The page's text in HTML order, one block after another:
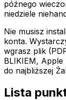
późnego
niedziele
Nie musisz
konta.
wgrasz plik
BLIKIEM,
do najbliższej
Lista